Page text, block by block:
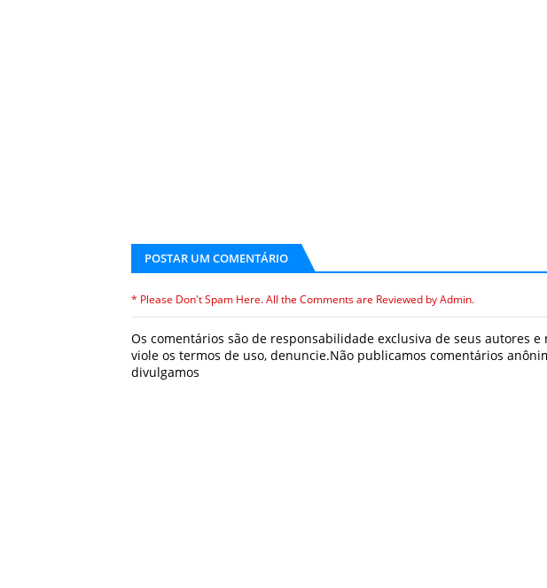
POSTAR UM COMENTÁRIO
* Please Don't Spam Here. All the Comments are Reviewed by Admin.
Os comentários são de responsabilidade exclusiva de seus autores e
viole os termos de uso, denuncie.Não publicamos comentários
divulgamos